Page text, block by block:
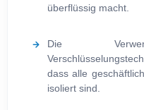
überflüssig macht.
Die
dass alle
isoliert sind.